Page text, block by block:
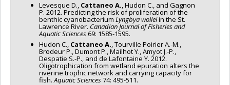
Levesque D., Cattaneo A., Hudon C., and Gagnon
P. 2012. Predicting the risk of proliferation of the
benthic cyanobacterium Lyngbya wolleiin the St.
Lawrence River. Canadian Journal of Fisheries and
Aquatic Sciences 69: 1585-1595.
Hudon C., Cattaneo A., Tourville Poirier A.-M.,
Brodeur P., Dumont P., Mailhot Y., Amyot J.-P.,
Despatie S.-P., and de Lafontaine Y. 2012.
Oligotrophication from wetland epuration alters the
riverine trophic network and carrying capacity for
fish.Aquatic Sciences74: 495-511.